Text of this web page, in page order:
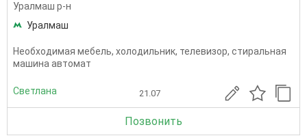
Уралмаш р-н
Уралмаш
Необходимая мебель, холодильник, телевизор, стиральная
машина автомат
Светлана 21.07
Позвонить